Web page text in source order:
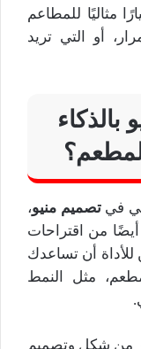
مثاليًا للمطاعم
أو التي تريد
فيتصميم منيو،
من اقتراحات
أن تساعدك
مثل النمط
من شكل وتصميم